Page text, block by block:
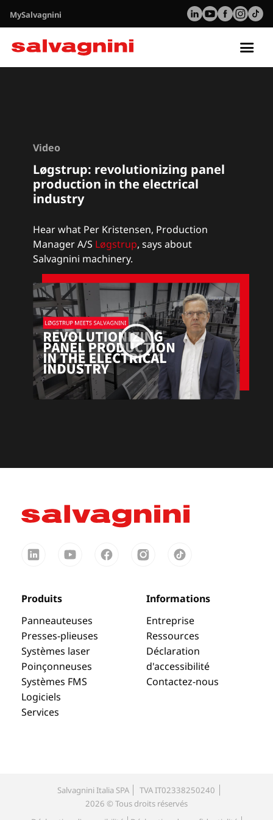
MySalvagnini
Video
Løgstrup: revolutionizing panel
production in the electrical
industry
Hear what Per Kristensen, Production
Manager A/S Løgstrup, says about
Salvagnini machinery.
Produits
Panneauteuses
Presses-plieuses
Systèmes laser
Poinçonneuses
Systèmes FMS
Logiciels
Services
Informations
Entreprise
Ressources
Déclaration
d'accessibilité
Contactez-nous
Salvagnini Italia SPA
TVA IT02338250240
2026 © Tous droits réservés